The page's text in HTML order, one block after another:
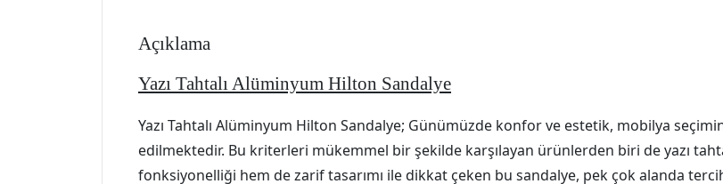
Açıklama
Yazı Tahtalı Alüminyum Hilton Sandalye
Yazı Tahtalı Alüminyum Hilton Sandalye; Günümüzde konfor ve estetik, mobilya
edilmektedir. Bu kriterleri mükemmel bir şekilde karşılayan ürünlerden biri de yazı
fonksiyonelliği hem de zarif tasarımı ile dikkat çeken bu sandalye, pek çok alanda